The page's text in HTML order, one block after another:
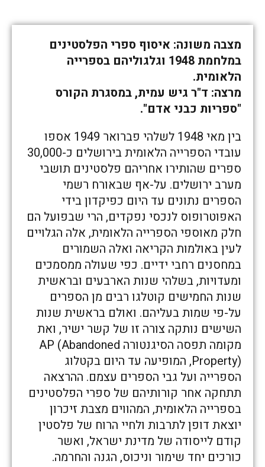
מצבה משונה: איסוף ספרי הפלסטינים
במלחמת 1948 וגלגוליהם בספרייה
הלאומית.
מרצה: ד"ר גיש עמית, במסגרת הקורס
"ספריות כבני אדם".
בין מאי 1948 לשלהי פברואר 1949 אספו
עובדי הספרייה הלאומית בירושלים כ-30,000
ספרים שהותירו אחריהם פלסטינים תושבי
מערב ירושלים. על-אף שבאורח רשמי
הספרים נתונים עד היום כפיקדון בידי
האפוטרופוס לנכסי נפקדים, הרי שבפועל הם
חלק מאוספי הספרייה הלאומית, אלה הגלויים
לעין באולמות הקריאה ואלה השמורים
במחסנים רחבי ידיים. כפי שעולה ממסמכים
ומעדויות, בשלהי שנות הארבעים ובראשית
שנות החמישים קוטלגו רבים מן הספרים
על-פי שמות בעליהם. ואולם בראשית שנות
השישים נותקה צורה זו של קשר ישיר, ואת
מקומה תפסה הסיגנטורה AP (Abandoned
Property), המופיעה עד היום בקטלוג
הספרייה ועל גבי הספרים עצמם. ההרצאה
תתחקה אחר קורותיהם של ספרי הפלסטינים
בספרייה הלאומית, המהווים מצבת זיכרון
יוצאת דופן לתרבות ולחיי הרוח של פלסטין
קודם לייסודה של מדינת ישראל, ואשר
כורכים יחד שימור וניכוס, הגנה והחרמה.